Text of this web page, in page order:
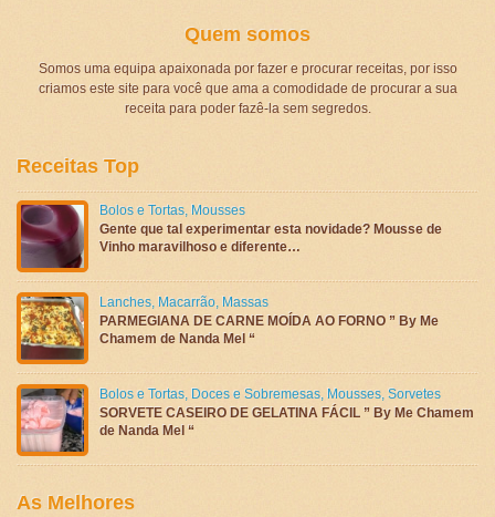
Quem somos
Somos uma equipa apaixonada por fazer e procurar receitas, por isso
criamos este site para você que ama a comodidade de procurar a sua
receita para poder fazê-la sem segredos.
Receitas Top
Bolos e Tortas, Mousses
Gente que tal experimentar esta novidade? Mousse de
Vinho maravilhoso e diferente…
Lanches, Macarrão, Massas
PARMEGIANA DE CARNE MOÍDA AO FORNO ” By Me
Chamem de Nanda Mel “
Bolos e Tortas, Doces e Sobremesas, Mousses, Sorvetes
SORVETE CASEIRO DE GELATINA FÁCIL ” By Me Chamem
de Nanda Mel “
As Melhores